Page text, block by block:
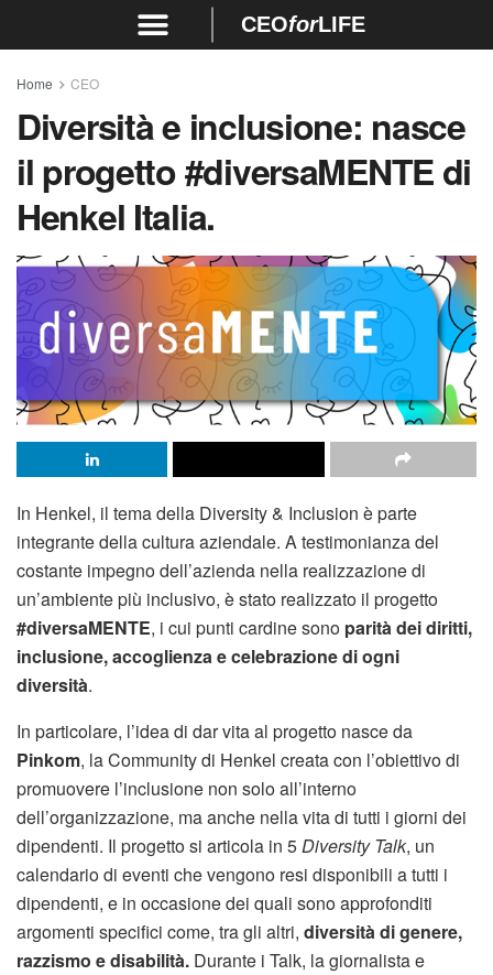
CEOforLIFE
Home CEO
Diversità e inclusione: nasce
il progetto #diversaMENTE di
Henkel Italia.
In Henkel, il tema della Diversity & Inclusion è parte
integrante della cultura aziendale. A testimonianza del
costante impegno dell’azienda nella realizzazione di
un’ambiente più inclusivo, è stato realizzato il progetto
#diversaMENTE, i cui punti cardine sono parità dei diritti,
inclusione, accoglienza e celebrazione di ogni
diversità.
In particolare, l’idea di dar vita al progetto nasce da
Pinkom, la Community di Henkel creata con l’obiettivo di
promuovere l’inclusione non solo all’interno
dell’organizzazione, ma anche nella vita di tutti i giorni dei
dipendenti. Il progetto si articola in 5Diversity Talk, un
calendario di eventi che vengono resi disponibili a tutti i
dipendenti, e in occasione dei quali sono approfonditi
argomenti specifici come, tra gli altri, diversità di genere,
razzismo e disabilità. Durante i Talk, la giornalista e